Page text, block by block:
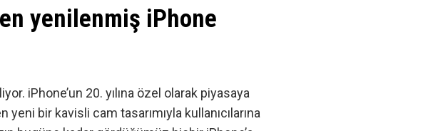
yenilenmiş iPhone
iPhone’un 20. yılına özel olarak piyasaya
bir kavisli cam tasarımıyla kullanıcılarına